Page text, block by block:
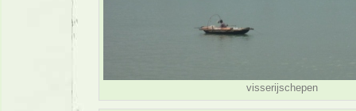
visserijschepen